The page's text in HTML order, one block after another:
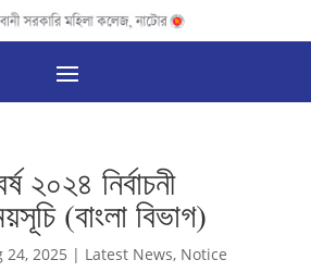
২০২৪ নির্বাচনী
(বাংলা বিভাগ)
24, 2025 | Latest News, Notice